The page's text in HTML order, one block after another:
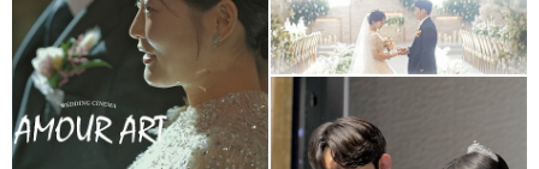
대표2인촬영
(프리미엄추가상품)
셀레나하우스웨딩홀